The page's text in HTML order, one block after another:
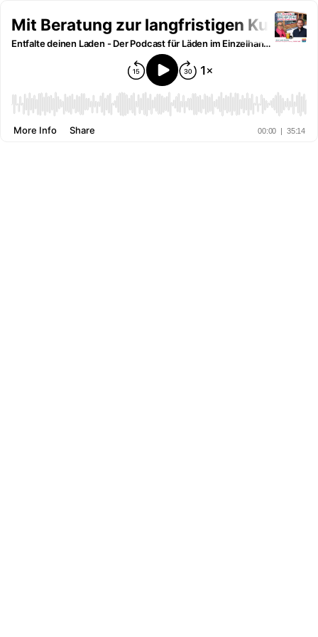
Mit Beratung zur langfristigen
Entfalte deinen Laden - Der Podcast für Läden im Einzelhandel
00:00 | 35:14
More Info Share